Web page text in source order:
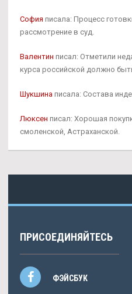
София писала: Процесс
рассмотрение в суд.
Валентин писал: Отметили
курса российской должно
Шукшина писала: Состава
Люксен писал: Хорошая
смоленской, Астраханской.
ПРИСОЕДИНЯЙТЕСЬ
ФЭЙСБУК